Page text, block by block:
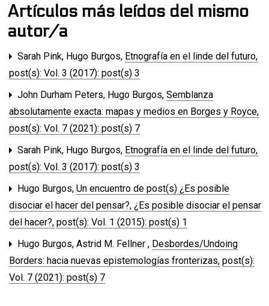
Artículos más leídos del mismo
autor/a
Sarah Pink, Hugo Burgos, Etnografía en el linde del futuro,
post(s): Vol. 3 (2017): post(s) 3
John Durham Peters, Hugo Burgos, Semblanza
absolutamente exacta: mapas y medios en Borges y Royce,
post(s): Vol. 7 (2021): post(s) 7
Sarah Pink, Hugo Burgos, Etnografía en el linde del futuro,
post(s): Vol. 3 (2017): post(s) 3
Hugo Burgos, Un encuentro de post(s) ¿Es posible
disociar el hacer del pensar?, ¿Es posible disociar el pensar
del hacer?, post(s): Vol. 1 (2015): post(s) 1
Hugo Burgos, Astrid M. Fellner , Desbordes/Undoing
Borders: hacia nuevas epistemologías fronterizas, post(s):
Vol. 7 (2021): post(s) 7